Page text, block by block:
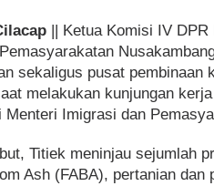
|| Ketua Komisi IV
sekaligus pusat pembinaan
melakukan kunjungan
Menteri Imigrasi dan
Titiek meninjau sejumlah
Ash (FABA), pertanian